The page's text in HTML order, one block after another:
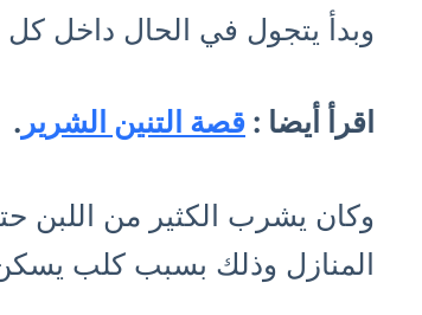
وبدأ يتجول في الحال داخل كل
اقرأ أيضا : قصة التنين الشرير .
وكان يشرب الكثير من اللبن
المنازل وذلك بسبب كلب